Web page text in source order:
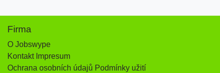
Firma
O Jobswype
Kontakt Impresum
Ochrana osobních údajů Podmínky užití